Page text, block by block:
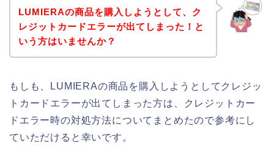
LUMIERAの商品を購入しようとして、ク
レジットカードエラーが出てしまった！と
いう方はいませんか？
もしも、LUMIERAの商品を購入しようとしてクレジッ
トカードエラーが出てしまった方は、クレジットカー
ドエラー時の対処方法についてまとめたので参考にし
ていただけると幸いです。